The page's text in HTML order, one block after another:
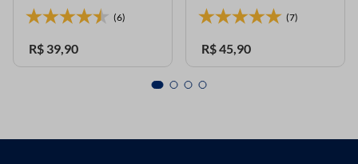
(6)
R$ 39,90
(7)
R$45,90